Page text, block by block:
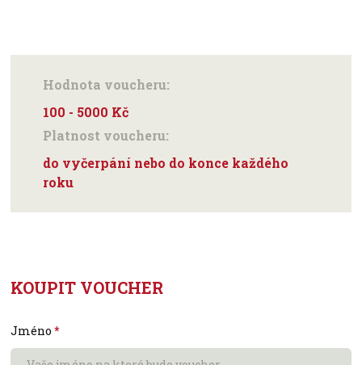
Hodnota voucheru:
100 - 5000 Kč
Platnost voucheru:
do vyčerpání nebo do konce každého
roku
KOUPIT VOUCHER
Jméno*